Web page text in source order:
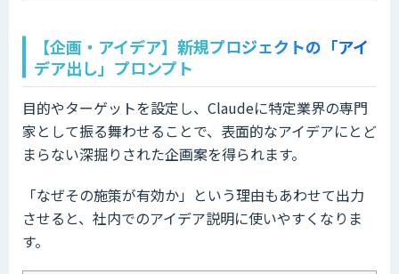
【企画・アイデア】新規プロジェクトの「アイ
デア出し」プロンプト
目的やターゲットを設定し、Claudeに特定業界の専門
家として振る舞わせることで、表面的なアイデアにとど
まらない深掘りされた企画案を得られます。
「なぜその施策が有効か」という理由もあわせて出力
させると、社内でのアイデア説明に使いやすくなりま
す。